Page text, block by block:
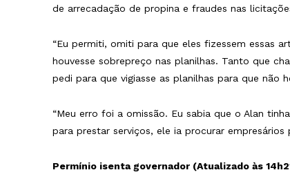
de arrecadação de propina e fraudes nas
“Eu permiti, omiti para que eles fizessem essas
houvesse sobrepreço nas planilhas. Tanto que
pedi para que vigiasse as planilhas para que não
“Meu erro foi a omissão. Eu sabia que o Alan
para prestar serviços, ele ia procurar empresários
Permínio isenta governador (Atualizado às